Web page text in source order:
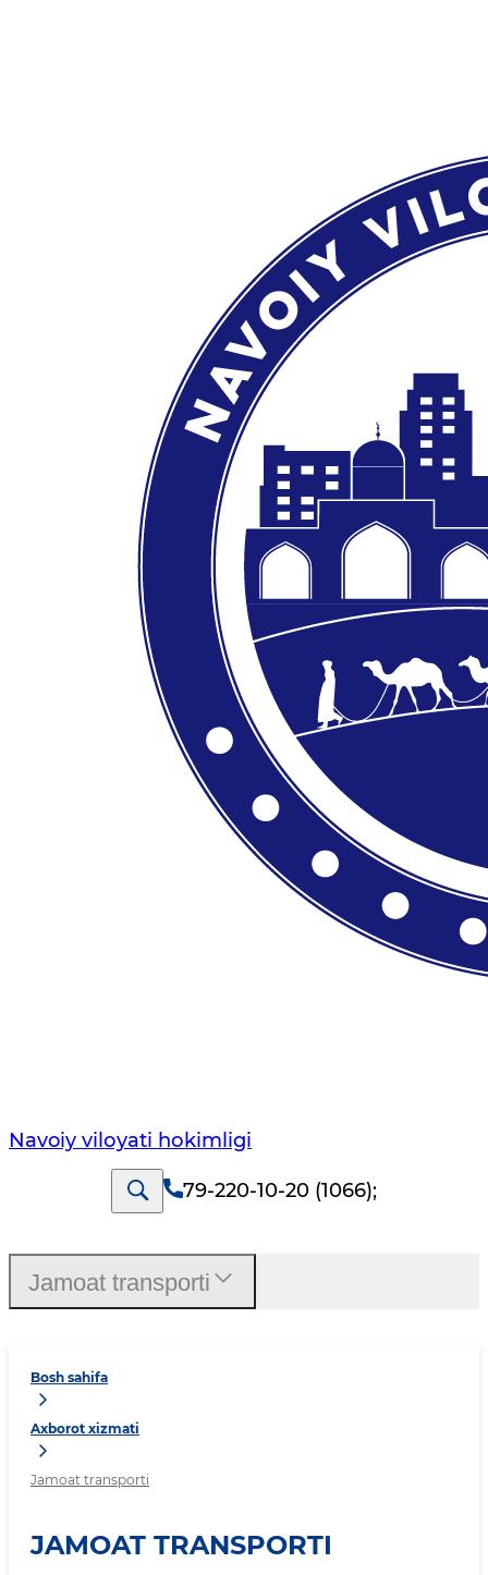
Navoiy vilоyati hоkimligi
79-220-10-20 (1066);
Bosh sahifa
Axborot xizmati
Jamoat transporti
JAMOAT TRANSPORTI
Jamoat transporti